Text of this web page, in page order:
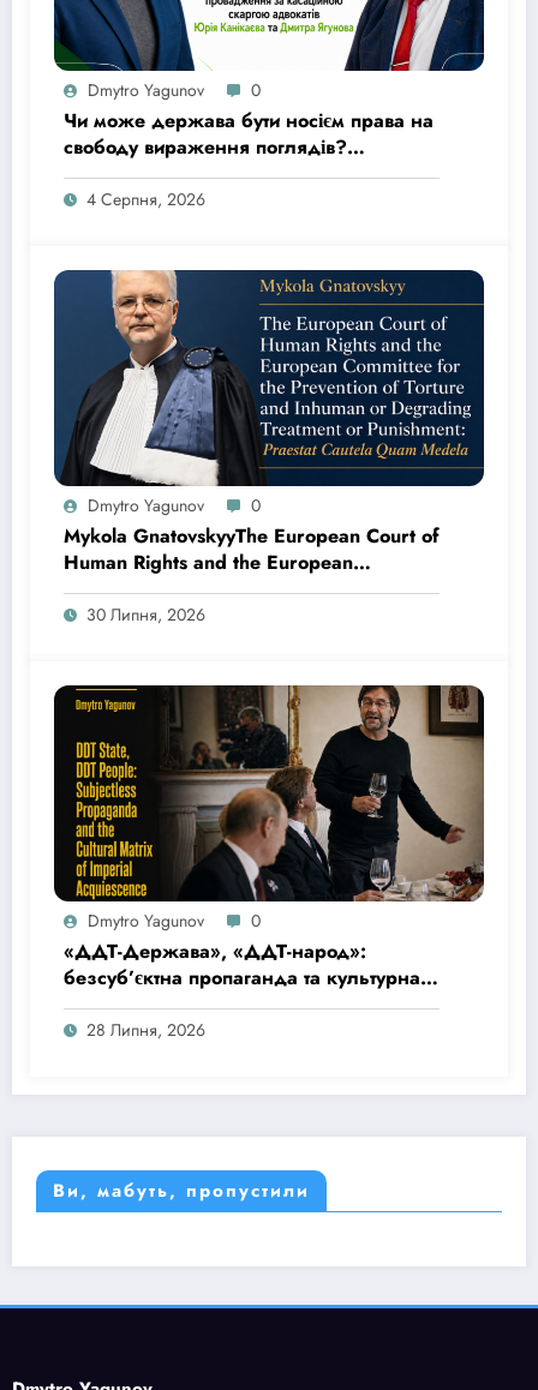
Dmytro Yagunov 0
Чи може держава бути носієм права на
свободу вираження поглядів?
Верховний Суд відкрив провадження
за касаційною скаргою адвокатів Юрія
4 Серпня, 2026
Dmytro Yagunov 0
Mykola GnatovskyyThe European Court of
Human Rights and the European
Committee for the Prevention of Torture
and Inhuman or Degrading Treatment or
30 Липня, 2026
Dmytro Yagunov 0
«ДДТ-Держава», «ДДТ-народ»:
безсуб’єктна пропаганда та культурна
матриця імперської покірності
28 Липня, 2026
Ви, мабуть, пропустили